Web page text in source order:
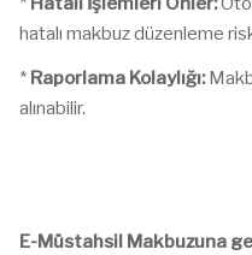
hatalı makbuz düzenleme
* Raporlama Kolaylığı:
alınabilir.
E-Müstahsil Makbuzuna